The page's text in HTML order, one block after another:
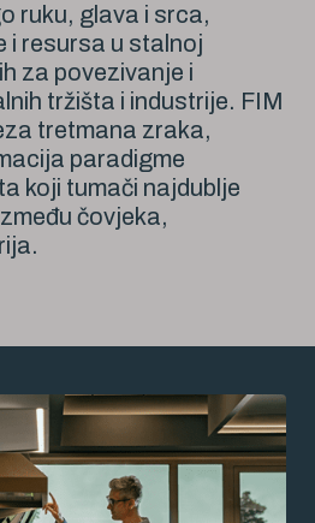
ruku, glava i srca,
i resursa u stalnoj
za povezivanje i
tržišta i industrije. FIM
tretmana zraka,
paradigme
koji tumači najdublje
čovjeka,